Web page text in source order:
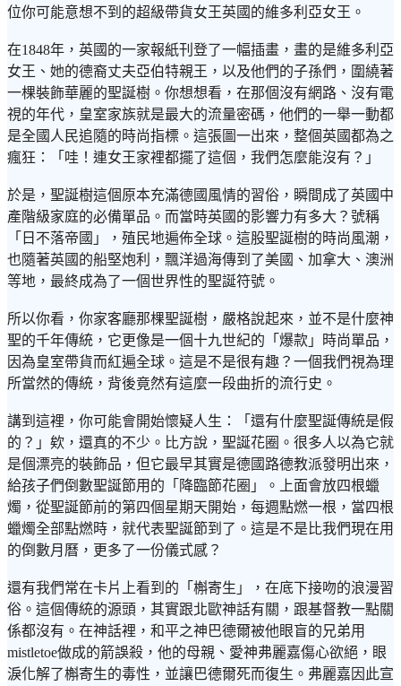
位你可能意想不到的超級帶貨女王英國的維多利亞女王。
在1848年，英國的一家報紙刊登了一幅插畫，畫的是維多利亞
女王、她的德裔丈夫亞伯特親王，以及他們的子孫們，圍繞著
一棵裝飾華麗的聖誕樹。你想想看，在那個沒有網路、沒有電
視的年代，皇室家族就是最大的流量密碼，他們的一舉一動都
是全國人民追隨的時尚指標。這張圖一出來，整個英國都為之
瘋狂：「哇！連女王家裡都擺了這個，我們怎麼能沒有？」
於是，聖誕樹這個原本充滿德國風情的習俗，瞬間成了英國中
產階級家庭的必備單品。而當時英國的影響力有多大？號稱
「日不落帝國」，殖民地遍佈全球。這股聖誕樹的時尚風潮，
也隨著英國的船堅炮利，飄洋過海傳到了美國、加拿大、澳洲
等地，最終成為了一個世界性的聖誕符號。
所以你看，你家客廳那棵聖誕樹，嚴格說起來，並不是什麼神
聖的千年傳統，它更像是一個十九世紀的「爆款」時尚單品，
因為皇室帶貨而紅遍全球。這是不是很有趣？一個我們視為理
所當然的傳統，背後竟然有這麼一段曲折的流行史。
講到這裡，你可能會開始懷疑人生：「還有什麼聖誕傳統是假
的？」欸，還真的不少。比方說，聖誕花圈。很多人以為它就
是個漂亮的裝飾品，但它最早其實是德國路德教派發明出來，
給孩子們倒數聖誕節用的「降臨節花圈」。上面會放四根蠟
燭，從聖誕節前的第四個星期天開始，每週點燃一根，當四根
蠟燭全部點燃時，就代表聖誕節到了。這是不是比我們現在用
的倒數月曆，更多了一份儀式感？
還有我們常在卡片上看到的「槲寄生」，在底下接吻的浪漫習
俗。這個傳統的源頭，其實跟北歐神話有關，跟基督教一點關
係都沒有。在神話裡，和平之神巴德爾被他眼盲的兄弟用
mistletoe做成的箭誤殺，他的母親、愛神弗麗嘉傷心欲絕，眼
淚化解了槲寄生的毒性，並讓巴德爾死而復生。弗麗嘉因此宣